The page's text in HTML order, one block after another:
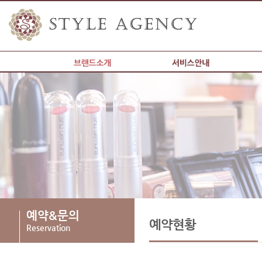
예약&문의
예약&문의
Reservation 예약현황